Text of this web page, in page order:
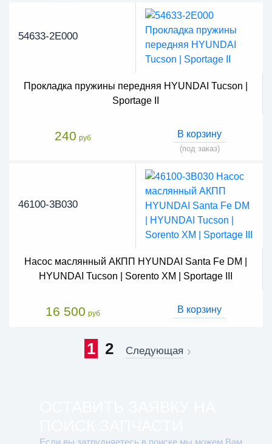
54633-2E000
Прокладка пружины передняя HYUNDAI Tucson |
Sportage II
240 руб В корзину
(под заказ)
46100-3B030
Насос маслянный АКПП HYUNDAI Santa Fe DM |
HYUNDAI Tucson | Sorento XM | Sportage III
16 500 руб В корзину
1 2 Следующая
Если вы затрудняетесь в поиске мы можем Вам